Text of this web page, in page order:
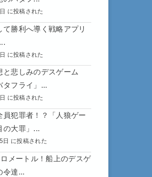
に投稿された
て勝利へ導く戦略アプリ
に投稿された
と悲しみのデスゲーム
タフライ」...
に投稿された
員犯罪者！？「人狼ゲー
大罪」...
日 に投稿された
メートル！船上のデスゲ
令達...